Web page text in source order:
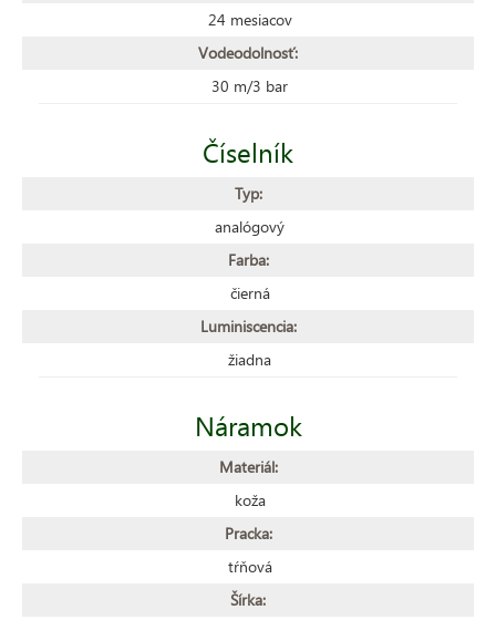
24 mesiacov
Vodeodolnosť:
30 m/3 bar
Číselník
Typ:
analógový
Farba:
čierná
Luminiscencia:
žiadna
Náramok
Materiál:
koža
Pracka:
tŕňová
Šírka: